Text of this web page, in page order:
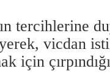
tercihlerine
vicdan
için